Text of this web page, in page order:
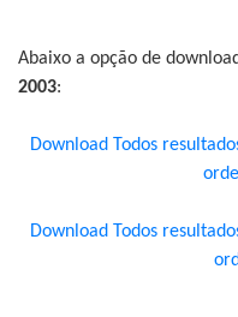
Abaixo a opção de
2003:
Download Todos
Download Todos